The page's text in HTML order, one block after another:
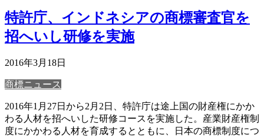
特許庁、インドネシアの商標審査官を
招へいし研修を実施
2016年3月18日
商標ニュース
2016年1月27日から2月2日、特許庁は途上国の財産権にかか
わる人材を招へいした研修コースを実施した。産業財産権制
度にかかわる人材を育成するとともに、日本の商標制度につ